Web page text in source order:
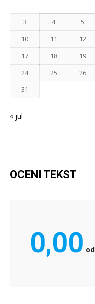
3
4 5
10
11 12
17
18 19
24
25 26
31
« jul
OCENI TEKST
0,00 od